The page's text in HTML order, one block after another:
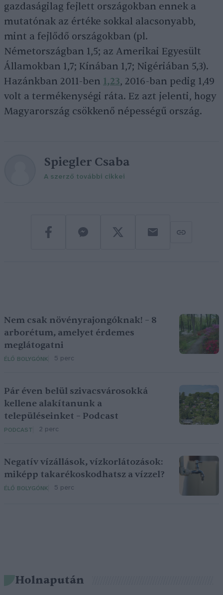
gazdaságilag fejlett országokban ennek a
mutatónak az értéke sokkal alacsonyabb,
mint a fejlődő országokban (pl.
Németországban 1,5; az Amerikai Egyesült
Államokban 1,7; Kínában 1,7; Nigériában 5,3).
Hazánkban 2011-ben 1,23, 2016-ban pedig 1,49
volt a termékenységi ráta. Ez azt jelenti, hogy
Magyarország csökkenő népességű ország.
Spiegler Csaba
A szerző további cikkei
Nem csak növényrajongóknak! – 8
arborétum, amelyet érdemes
meglátogatni
ÉLŐ BOLYGÓNK 5 perc
Pár éven belül szivacsvárosokká
kellene alakítanunk a
településeinket – Podcast
PODCAST 2 perc
Negatív vízállások, vízkorlátozások:
miképp takarékoskodhatsz a vízzel?
ÉLŐ BOLYGÓNK 5 perc
Holnapután